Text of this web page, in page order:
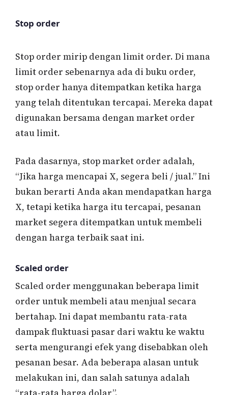
Stop order
Stop order mirip dengan limit order. Di mana
limit order sebenarnya ada di buku order,
stop order hanya ditempatkan ketika harga
yang telah ditentukan tercapai. Mereka dapat
digunakan bersama dengan market order
atau limit.
Pada dasarnya, stop market order adalah,
“Jika harga mencapai X, segera beli / jual.” Ini
bukan berarti Anda akan mendapatkan harga
X, tetapi ketika harga itu tercapai, pesanan
market segera ditempatkan untuk membeli
dengan harga terbaik saat ini.
Scaled order
Scaled order menggunakan beberapa limit
order untuk membeli atau menjual secara
bertahap. Ini dapat membantu rata-rata
dampak fluktuasi pasar dari waktu ke waktu
serta mengurangi efek yang disebabkan oleh
pesanan besar. Ada beberapa alasan untuk
melakukan ini, dan salah satunya adalah